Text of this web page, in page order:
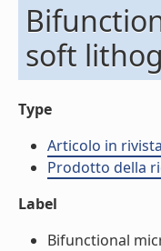
soft
Type
Articolo in rivista
Prodotto della
Label
Bifunctional